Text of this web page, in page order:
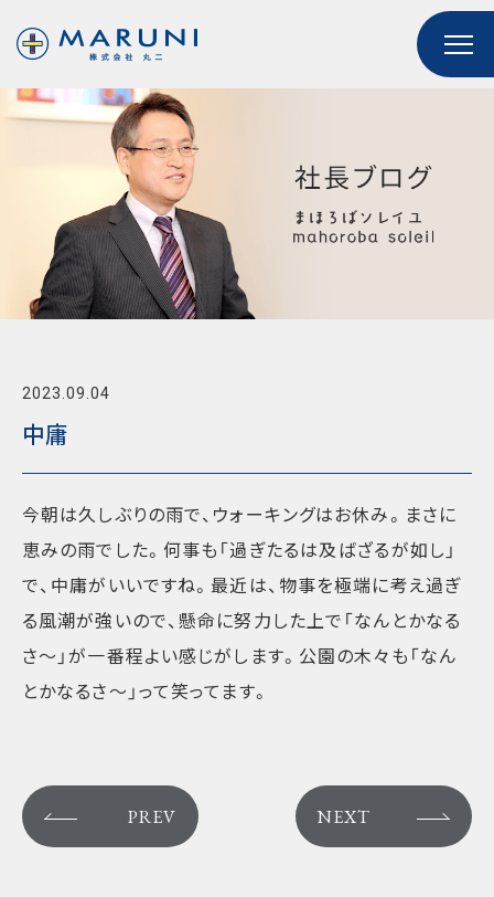
2023.09.04
中庸
今朝は久しぶりの雨で、ウォーキングはお休み。まさに
恵みの雨でした。何事も「過ぎたるは及ばざるが如し」
で、中庸がいいですね。最近は、物事を極端に考え過ぎ
る風潮が強いので、懸命に努力した上で「なんとかなる
さ〜」が一番程よい感じがします。公園の木々も「なん
とかなるさ〜」って笑ってます。
PREV NEXT